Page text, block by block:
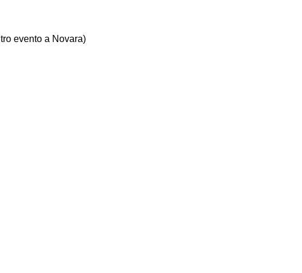
evento a Novara)